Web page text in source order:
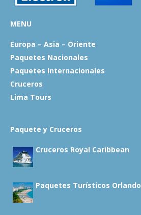
MENU
Europa – Asia – Oriente
Paquetes Nacionales
Paquetes Internacionales
Cruceros
Lima Tours
Paquete y Cruceros
Cruceros Royal Caribbean
Paquetes Turísticos Orlando